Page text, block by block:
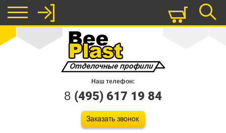
Наш телефон:
8 (495) 617 19 84